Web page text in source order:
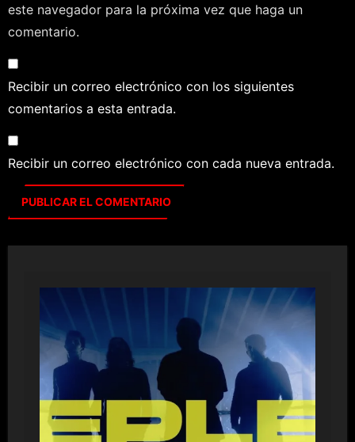
este navegador para la próxima vez que haga un
comentario.
Recibir un correo electrónico con los siguientes
comentarios a esta entrada.
Recibir un correo electrónico con cada nueva entrada.